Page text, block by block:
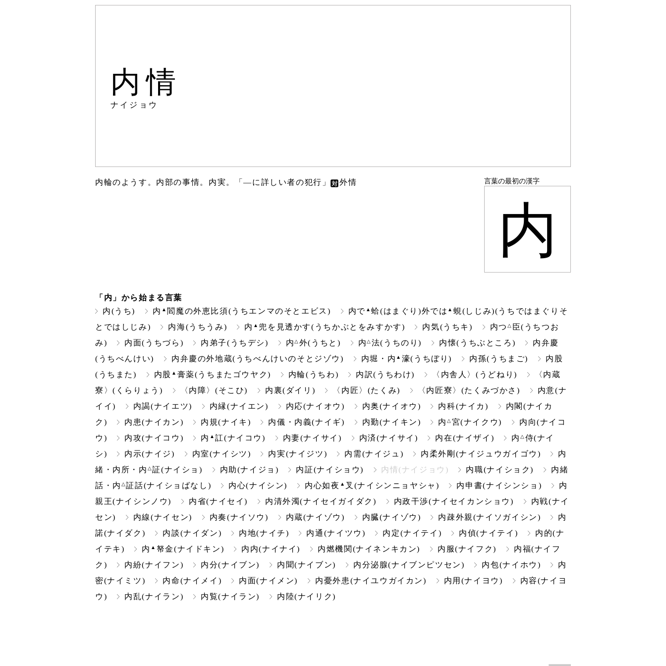
内情
ナイジョウ
内輪のようす。内部の事情。内実。「―に詳しい者の犯行」 外情 言葉の最初の漢字
内
「内」から始まる言葉
内(うち)
内 ▲閻魔の外恵比須(うちエンマのそとエビス) 内で ▲蛤(はまぐり)外では ▲蜆(しじみ)(うちではまぐりそ
とではしじみ)
内海(うちうみ) 内 ▲ 兜を見透かす(うちかぶとをみすかす) 内気(うちキ) 内つ △ 臣(うちつお
み)
内面(うちづら) 内弟子(うちデシ) 内△ 外(うちと) 内△ 法(うちのり) 内懐(うちぶところ)
内弁慶
(うちべんけい)
内弁慶の外地蔵(うちべんけいのそとジゾウ) 内堀・内 ▲ 濠(うちぼり) 内孫(うちまご)
内股
(うちまた)
内股 ▲ 膏薬(うちまたゴウヤク) 内輪(うちわ) 内訳(うちわけ) 〈内舎人〉(うどねり)
〈内蔵
寮〉(くらりょう)
〈内障〉(そこひ) 内裏(ダイリ) 〈内匠〉(たくみ) 〈内匠寮〉(たくみづかさ)
内意(ナ
イイ)
内謁(ナイエツ) 内縁(ナイエン) 内応(ナイオウ) 内奥(ナイオウ) 内科(ナイカ)
内閣(ナイカ
ク)
内患(ナイカン) 内規(ナイキ) 内儀・内義(ナイギ) 内勤(ナイキン) 内△ 宮(ナイクウ)
内向(ナイコ
ウ)
内攻(ナイコウ) 内 ▲訌(ナイコウ) 内妻(ナイサイ) 内済(ナイサイ) 内在(ナイザイ) 内 △ 侍(ナイ
シ)
内示(ナイジ) 内室(ナイシツ) 内実(ナイジツ) 内需(ナイジュ) 内柔外剛(ナイジュウガイゴウ)
内
緒・内所・内 △証(ナイショ) 内助(ナイジョ) 内証(ナイショウ) 内情(ナイジョウ) 内職(ナイショク)
内緒
話・内 △証話(ナイショばなし) 内心(ナイシン) 内心如夜 ▲ 叉(ナイシンニョヤシャ) 内申書(ナイシンショ)
内
親王(ナイシンノウ)
内省(ナイセイ) 内清外濁(ナイセイガイダク) 内政干渉(ナイセイカンショウ)
内戦(ナイ
セン)
内線(ナイセン) 内奏(ナイソウ) 内蔵(ナイゾウ) 内臓(ナイゾウ) 内疎外親(ナイソガイシン)
内
諾(ナイダク)
内談(ナイダン) 内地(ナイチ) 内通(ナイツウ) 内定(ナイテイ) 内偵(ナイテイ)
内的(ナ
イテキ)
内 ▲ 帑金(ナイドキン) 内内(ナイナイ) 内燃機関(ナイネンキカン) 内服(ナイフク)
内福(ナイフ
ク)
内紛(ナイフン) 内分(ナイブン) 内聞(ナイブン) 内分泌腺(ナイブンピツセン) 内包(ナイホウ)
内
密(ナイミツ)
内命(ナイメイ) 内面(ナイメン) 内憂外患(ナイユウガイカン) 内用(ナイヨウ)
内容(ナイヨ
ウ)
内乱(ナイラン) 内覧(ナイラン) 内陸(ナイリク)